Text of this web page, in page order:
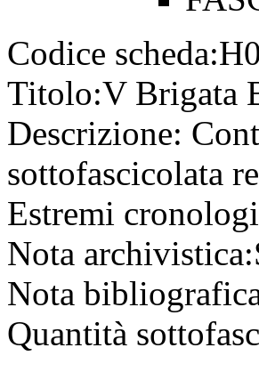
Codice scheda:
Titolo:V Brigata
Descrizione:
sottofascicolata
Estremi
Nota archivistica:
Nota
Quantità